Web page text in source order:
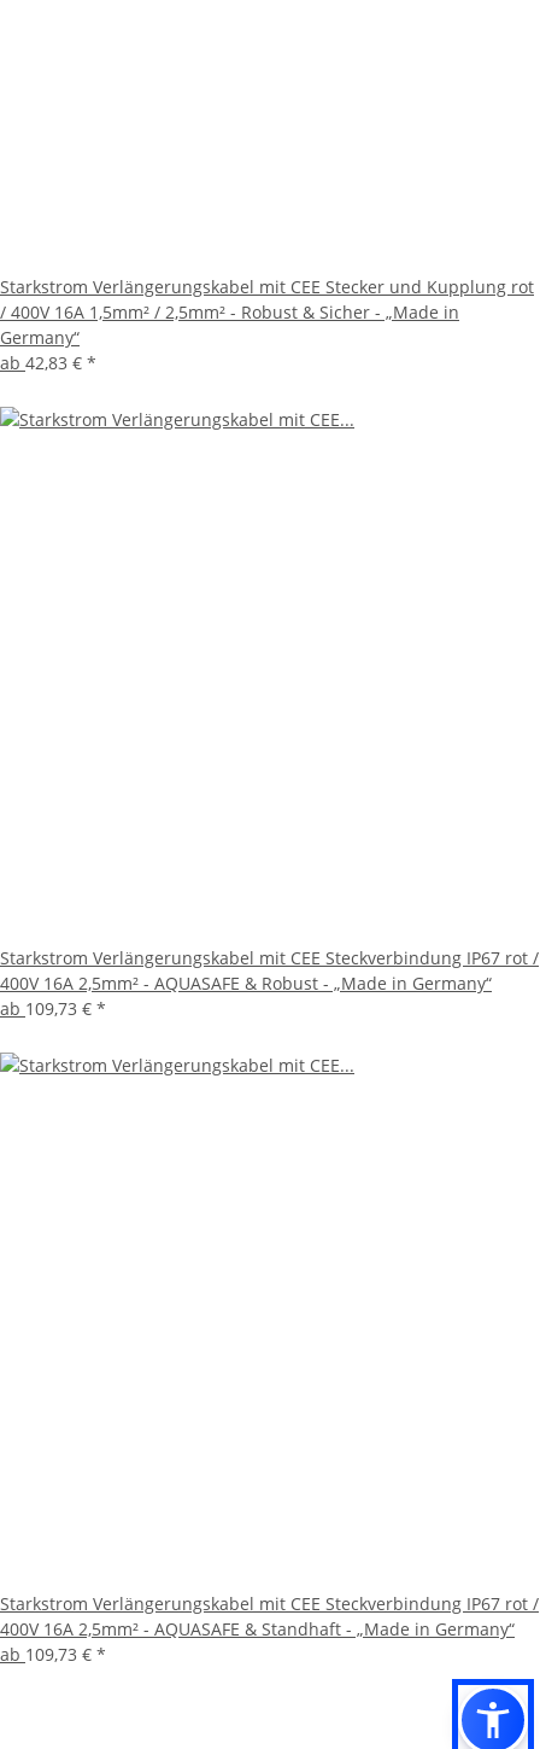
Starkstrom Verlängerungskabel mit CEE Stecker und Kupplung rot
/ 400V 16A 1,5mm² / 2,5mm² - Robust & Sicher - „Made in
Germany“
ab 42,83 € *
Starkstrom Verlängerungskabel mit CEE Steckverbindung IP67 rot /
400V 16A 2,5mm² - AQUASAFE & Robust - „Made in Germany“
ab 109,73 € *
Starkstrom Verlängerungskabel mit CEE Steckverbindung IP67 rot /
400V 16A 2,5mm² - AQUASAFE & Standhaft - „Made in Germany“
ab 109,73 € *